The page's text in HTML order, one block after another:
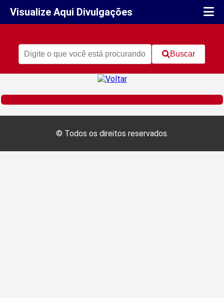
Visualize Aqui Divulgações
Buscar
© Todos os direitos reservados.